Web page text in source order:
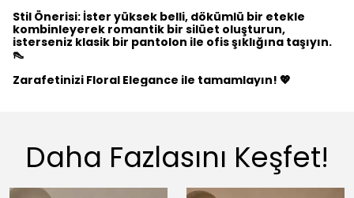
Stil Önerisi: İster yüksek belli, dökümlü bir etekle
kombinleyerek romantik bir silüet oluşturun,
isterseniz klasik bir pantolon ile ofis şıklığına taşıyın.
👠
Zarafetinizi Floral Elegance ile tamamlayın! 💖
Daha Fazlasını Keşfet!